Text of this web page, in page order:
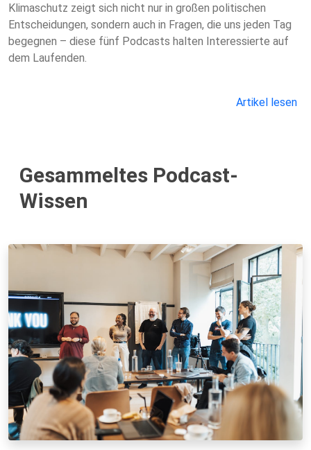
Klimaschutz zeigt sich nicht nur in großen politischen
Entscheidungen, sondern auch in Fragen, die uns jeden Tag
begegnen – diese fünf Podcasts halten Interessierte auf
dem Laufenden.
Artikel lesen
Gesammeltes Podcast-
Wissen